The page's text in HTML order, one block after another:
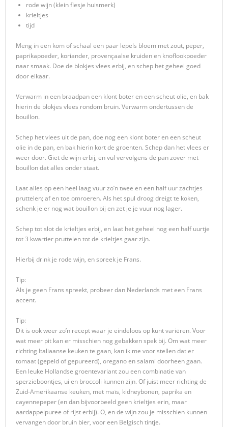
rode wijn (klein flesje huismerk)
krieltjes
tijd
Meng in een kom of schaal een paar lepels bloem met zout, peper,
paprikapoeder, koriander, provençaalse kruiden en knoflookpoeder
naar smaak. Doe de blokjes vlees erbij, en schep het geheel goed
door elkaar.
Verwarm in een braadpan een klont boter en een scheut olie, en bak
hierin de blokjes vlees rondom bruin. Verwarm ondertussen de
bouillon.
Schep het vlees uit de pan, doe nog een klont boter en een scheut
olie in de pan, en bak hierin kort de groenten. Schep dan het vlees er
weer door. Giet de wijn erbij, en vul vervolgens de pan zover met
bouillon dat alles onder staat.
Laat alles op een heel laag vuur zo’n twee en een half uur zachtjes
pruttelen; af en toe omroeren. Als het spul droog dreigt te koken,
schenk je er nog wat bouillon bij en zet je je vuur nog lager.
Schep tot slot de krieltjes erbij, en laat het geheel nog een half uurtje
tot 3 kwartier pruttelen tot de krieltjes gaar zijn.
Hierbij drink je rode wijn, en spreek je Frans.
Tip:
Als je geen Frans spreekt, probeer dan Nederlands met een Frans
accent.
Tip:
Dit is ook weer zo’n recept waar je eindeloos op kunt variëren. Voor
wat meer pit kan er misschien nog gebakken spek bij. Om wat meer
richting Italiaanse keuken te gaan, kan ik me voor stellen dat er
tomaat (gepeld of gepureerd), oregano en salami doorheen gaan.
Een leuke Hollandse groentevariant zou een combinatie van
sperzieboontjes, ui en broccoli kunnen zijn. Of juist meer richting de
Zuid-Amerikaanse keuken, met maïs, kidneybonen, paprika en
cayennepeper (en dan bijvoorbeeld geen krieltjes erin, maar
aardappelpuree of rijst erbij). O, en de wijn zou je misschien kunnen
vervangen door bruin bier, voor een Belgisch tintje.